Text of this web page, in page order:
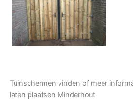
Tuindeur grenen
Tuinschermen vinden of meer
laten plaatsen Minderhout